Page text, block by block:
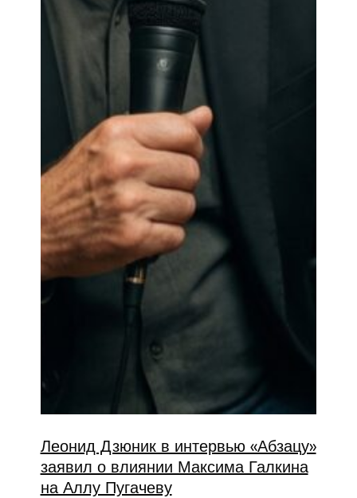
Леонид Дзюник в интервью «Абзацу»
заявил о влиянии Максима Галкина
на Аллу Пугачеву